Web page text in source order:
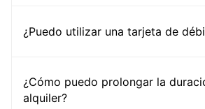
¿Puedo utilizar una tarjeta de
¿Cómo puedo prolongar la
alquiler?